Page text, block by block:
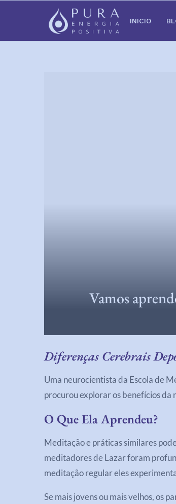
INICIO
Vamos
Diferenças Cerebrais
Uma neurocientista da Escola de
procurou explorar os benefícios da
O Que Ela Aprendeu?
Meditação e práticas similares
meditadores de Lazar foram
meditação regular eles
Se mais jovens ou mais velhos, os